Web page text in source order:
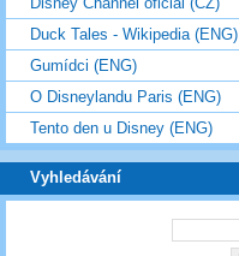
Duck Tales - Wikipedia (ENG)
Gumídci (ENG)
O Disneylandu Paris (ENG)
Tento den u Disney (ENG)
Vyhledávání